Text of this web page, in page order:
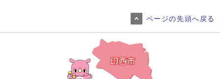
ページの先頭へ戻る